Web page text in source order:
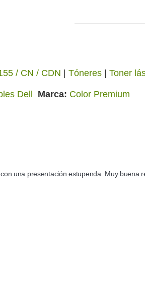
/ CN / CDN Tóneres Toner
Dell Marca Color Premium
una presentación estupenda. Muy buena